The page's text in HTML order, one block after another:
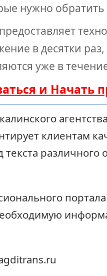
нужно
в десятки
уже в
и Начать
клиентам
различного